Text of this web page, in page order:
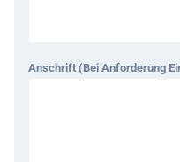
Anschrift (bei Anforderung